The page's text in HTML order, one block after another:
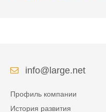
info@large.net
Профиль компании
История развития